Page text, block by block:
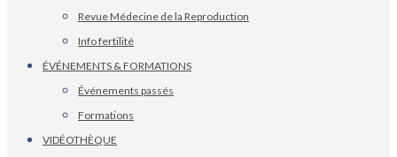
Revue Médecine de la Reproduction
Info fertilité
ÉVÉNEMENTS & FORMATIONS
Événements passés
Formations
VIDÉOTHÈQUE